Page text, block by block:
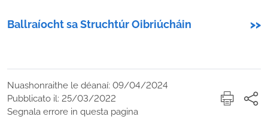
Ballraíocht sa Struchtúr Oibriúcháin >>
Nuashonraithe le déanaí: 09/04/2024
Pubblicato il: 25/03/2022
Segnala errore in questa pagina